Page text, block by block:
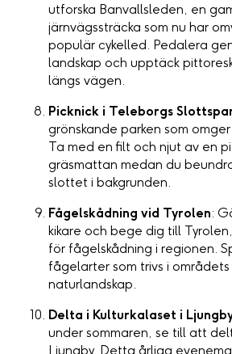
utforska Banvallsleden, en
järnvägssträcka som nu har
populär cykelled. Pedalera
landskap och upptäck
längs vägen.
Picknick i Teleborgs
grönskande parken som
Ta med en filt och njut av en
gräsmattan medan du
slottet i bakgrunden.
Fågelskådning vid Tyrolen:
kikare och bege dig till
för fågelskådning i regionen.
fågelarter som trivs i
naturlandskap.
Delta i Kulturkalaset i
under sommaren, se till att
Ljungby. Detta årliga